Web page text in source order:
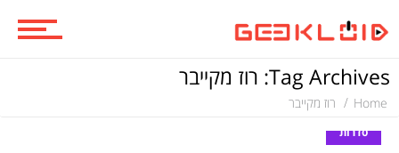
ביקורות סרטים
Tag Archives: רוז מקייבר
Home רוז מקייבר
סדרות